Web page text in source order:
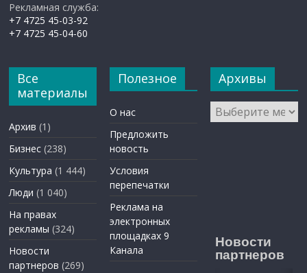
Рекламная служба:
+7 4725 45-03-92
+7 4725 45-04-60
Все
материалы
Архив (1)
Бизнес (238)
Культура (1 444)
Люди (1 040)
На правах
рекламы (324)
Новости
партнеров (269)
Полезное
О нас
Предложить
новость
Условия
перепечатки
Реклама на
электронных
площадках 9
Канала
Архивы
Архивы
Новости
партнеров